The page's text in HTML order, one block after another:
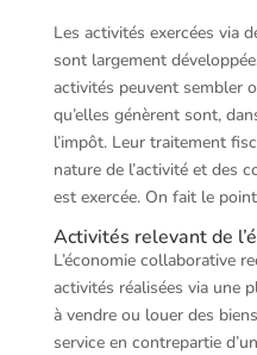
Les activités exercées via
sont largement
activités peuvent sembler
qu’elles génèrent sont,
l’impôt. Leur traitement
nature de l’activité et des
est exercée. On fait le
Activités relevant de
L’économie collaborative
activités réalisées via une
à vendre ou louer des
service en contrepartie